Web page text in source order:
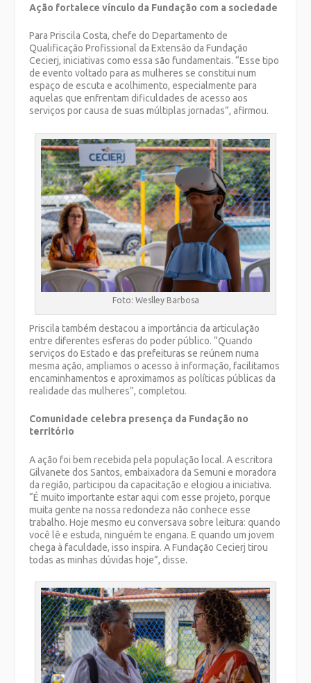
Ação fortalece vínculo da Fundação com a sociedade
Para Priscila Costa, chefe do Departamento de
Qualificação Profissional da Extensão da Fundação
Cecierj, iniciativas como essa são fundamentais. “Esse tipo
de evento voltado para as mulheres se constitui num
espaço de escuta e acolhimento, especialmente para
aquelas que enfrentam dificuldades de acesso aos
serviços por causa de suas múltiplas jornadas”, afirmou.
Foto: Weslley Barbosa
Priscila também destacou a importância da articulação
entre diferentes esferas do poder público. “Quando
serviços do Estado e das prefeituras se reúnem numa
mesma ação, ampliamos o acesso à informação, facilitamos
encaminhamentos e aproximamos as políticas públicas da
realidade das mulheres”, completou.
Comunidade celebra presença da Fundação no
território
A ação foi bem recebida pela população local. A escritora
Gilvanete dos Santos, embaixadora da Semuni e moradora
da região, participou da capacitação e elogiou a iniciativa.
“É muito importante estar aqui com esse projeto, porque
muita gente na nossa redondeza não conhece esse
trabalho. Hoje mesmo eu conversava sobre leitura: quando
você lê e estuda, ninguém te engana. E quando um jovem
chega à faculdade, isso inspira. A Fundação Cecierj tirou
todas as minhas dúvidas hoje”, disse.